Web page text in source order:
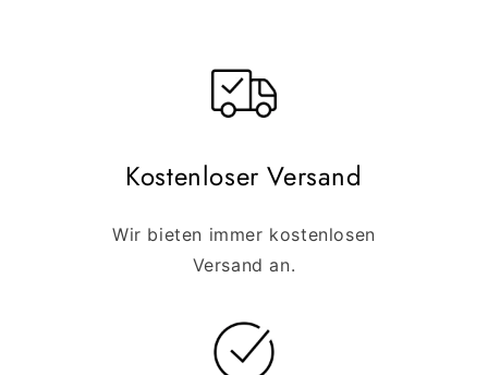
Kostenloser Versand
Wir bieten immer kostenlosen
Versand an.